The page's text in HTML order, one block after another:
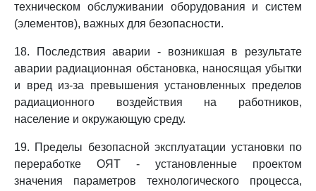
техническом обслуживании оборудования и систем
(элементов), важных для безопасности.
18. Последствия аварии - возникшая в результате
аварии радиационная обстановка, наносящая убытки
и вред из-за превышения установленных пределов
радиационного воздействия на работников,
население и окружающую среду.
19. Пределы безопасной эксплуатации установки по
переработке ОЯТ - установленные проектом
значения параметров технологического процесса,